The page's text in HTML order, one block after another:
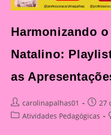
Harmonizando
Natalino:
as
Post
author:
carolinapalhas01
Post27
PostAtividades Pedagógicas